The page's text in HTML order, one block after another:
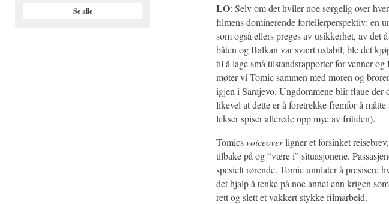
LO: Selv om det hviler noe sørgelig over
filmens dominerende fortellerperspektiv: en
som også ellers preges av usikkerhet, av det
båten og Balkan var svært ustabil, ble det
til å lage små tilstandsrapporter for venner
møter vi Tomic sammen med moren og
igjen i Sarajevo. Ungdommene blir flaue der
likevel at dette er å foretrekke fremfor å
lekser spiser allerede opp mye av fritiden).
Tomicsvoiceoverligner et forsinket
tilbake på og “være i” situasjonene.
spesielt rørende. Tomic unnlater å presisere
det hjalp å tenke på noe annet enn krigen
rett og slett et vakkert stykke filmarbeid.
Se alle